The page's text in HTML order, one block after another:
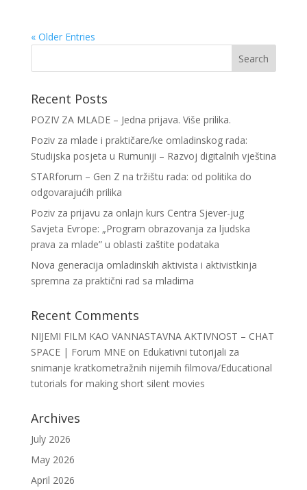
« Older Entries
Recent Posts
POZIV ZA MLADE – Jedna prijava. Više prilika.
Poziv za mlade i praktičare/ke omladinskog rada:
Studijska posjeta u Rumuniji – Razvoj digitalnih vještina
STARforum – Gen Z na tržištu rada: od politika do
odgovarajućih prilika
Poziv za prijavu za onlajn kurs Centra Sjever-jug
Savjeta Evrope: „Program obrazovanja za ljudska
prava za mlade” u oblasti zaštite podataka
Nova generacija omladinskih aktivista i aktivistkinja
spremna za praktični rad sa mladima
Recent Comments
NIJEMI FILM KAO VANNASTAVNA AKTIVNOST – CHAT
SPACE | Forum MNEon Edukativni tutorijali za
snimanje kratkometražnih nijemih filmova/Educational
tutorials for making short silent movies
Archives
July 2026
May 2026
April 2026